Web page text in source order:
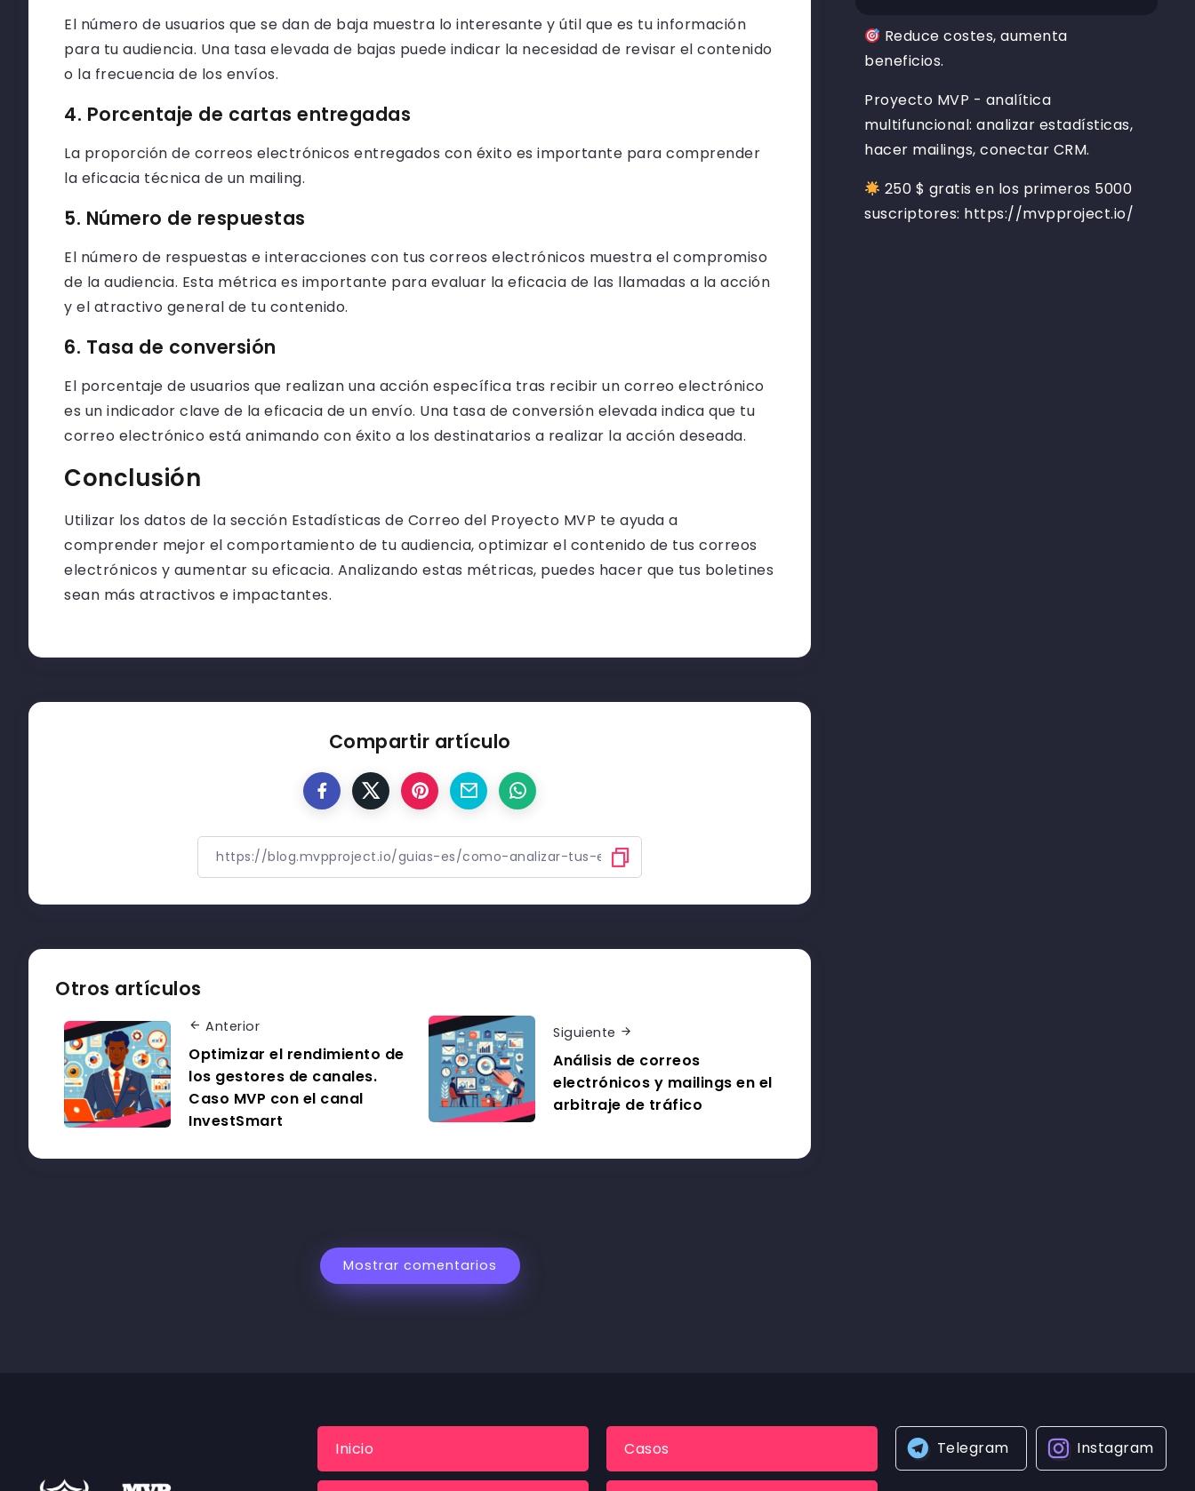
El número de usuarios que se dan de baja muestra lo interesante y útil que es tu información
para tu audiencia. Una tasa elevada de bajas puede indicar la necesidad de revisar el contenido
o la frecuencia de los envíos.
4. Porcentaje de cartas entregadas
La proporción de correos electrónicos entregados con éxito es importante para comprender
la eficacia técnica de un mailing.
5. Número de respuestas
El número de respuestas e interacciones con tus correos electrónicos muestra el compromiso
de la audiencia. Esta métrica es importante para evaluar la eficacia de las llamadas a la acción
y el atractivo general de tu contenido.
6. Tasa de conversión
El porcentaje de usuarios que realizan una acción específica tras recibir un correo electrónico
es un indicador clave de la eficacia de un envío. Una tasa de conversión elevada indica que tu
correo electrónico está animando con éxito a los destinatarios a realizar la acción deseada.
Conclusión
Utilizar los datos de la sección Estadísticas de Correo del Proyecto MVP te ayuda a
comprender mejor el comportamiento de tu audiencia, optimizar el contenido de tus correos
electrónicos y aumentar su eficacia. Analizando estas métricas, puedes hacer que tus boletines
sean más atractivos e impactantes.
Compartir artículo
Otros artículos
Anterior
Optimizar el rendimiento de
los gestores de canales.
Caso MVP con el canal
InvestSmart
Siguiente
Análisis de correos
electrónicos y mailings en el
arbitraje de tráfico
Mostrar comentarios
Reduce costes, aumenta
beneficios.
Proyecto MVP - analítica
multifuncional: analizar estadísticas,
hacer mailings, conectar CRM.
250 $ gratis en los primeros 5000
suscriptores: https://mvpproject.io/
Inicio Casos Telegram Instagram